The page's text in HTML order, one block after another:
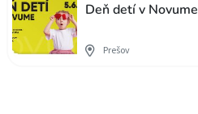
Deň detí v Novume
Prešov